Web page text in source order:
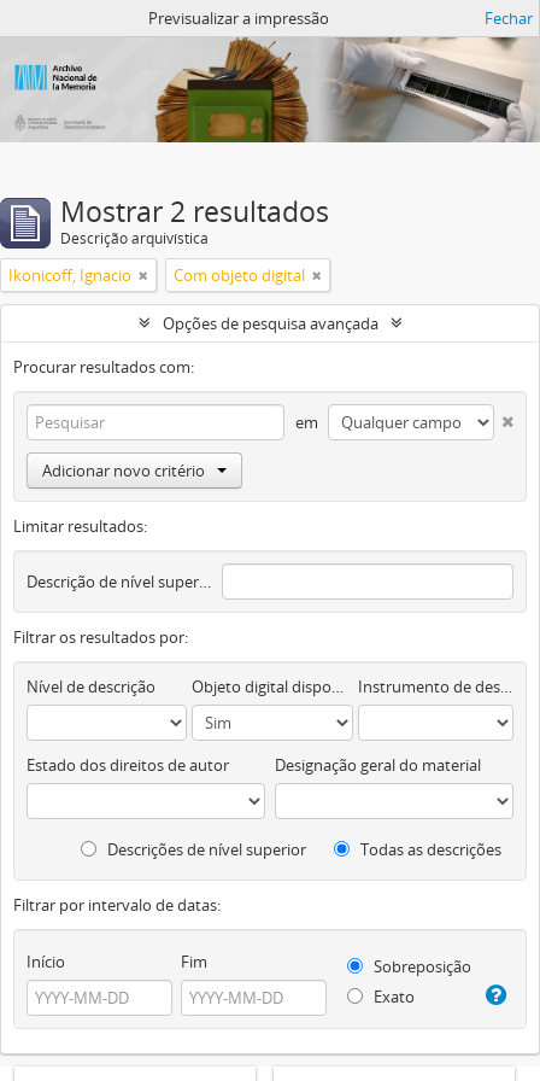
Previsualizar a impressão Fechar
Mostrar 2 resultados
Descrição arquivística
Ikonicoff, Ignacio Com objeto digital
Opções de pesquisa avançada
Procurar resultados com:
em
Adicionar novo critério
Limitar resultados:
Descrição de nível superior
Filtrar os resultados por:
Nível de descrição Objeto digital disponível Instrumento de descrição documental
Estado dos direitos de autor Designação geral do material
Descrições de nível superior Todas as descrições
Filtrar por intervalo de datas:
Início Fim
Sobreposição
Exato